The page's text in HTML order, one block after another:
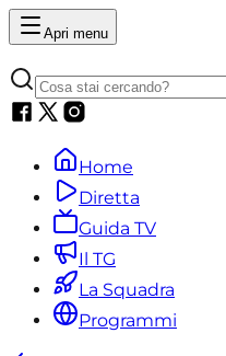
Apri menu
Home
Diretta
Guida TV
Il TG
La Squadra
Programmi